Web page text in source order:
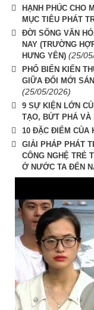
HẠNH PHÚC CHO
MỤC TIÊU PHÁT
ĐỜI SỐNG VĂN
NAY (TRƯỜNG
HƯNG YÊN) (25/
PHỔ BIẾN KIẾN
GIỮA ĐỔI MỚI
(25/05/2026)
9 SỰ KIỆN LỚN
TẠO, BỨT PHÁ VÀ
10 ĐẶC ĐIỂM CỦA
GIẢI PHÁP PHÁT
CÔNG NGHỆ TRẺ
Ở NƯỚC TA ĐẾN